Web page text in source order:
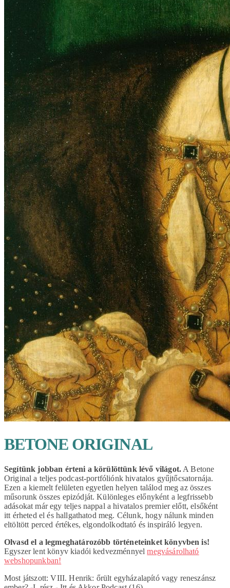
BETONE ORIGINAL
Segítünk jobban érteni a körülöttünk lévő világot. A Betone
Original a teljes podcast-portfóliónk hivatalos gyűjtőcsatornája.
Ezen a kiemelt felületen egyetlen helyen találod meg az összes
műsorunk összes epizódját. Különleges előnyként a legfrissebb
adásokat már egy teljes nappal a hivatalos premier előtt, elsőként
itt érheted el és hallgathatod meg. Célunk, hogy nálunk minden
eltöltött perced értékes, elgondolkodtató és inspiráló legyen.
Olvasd el a legmeghatározóbb történeteinket könyvben is!
Egyszer lent könyv kiadói kedvezménnyelmegvásárolható
webshopunkban!
Most játszott:VIII. Henrik: őrült egyházalapító vagy reneszánsz